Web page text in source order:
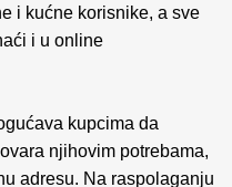
i kućne korisnike, a sve
i u online
kupcima da
njihovim potrebama,
adresu. Na raspolaganju